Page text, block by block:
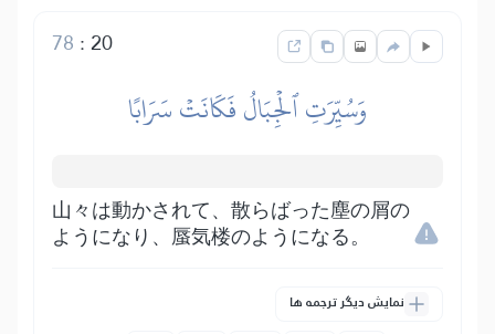
20
:
78
وَسُيِّرَتِ ٱلۡجِبَالُ فَكَانَتۡ سَرَابًا
山々は動かされて、散らばった塵の屑の
ようになり、蜃気楼のようになる。
نمایش دیگر ترجمه ها